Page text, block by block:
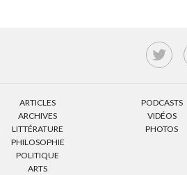
ARTICLES
ARCHIVES
LITTÉRATURE
PHILOSOPHIE
POLITIQUE
ARTS
PODCASTS
VIDÉOS
PHOTOS